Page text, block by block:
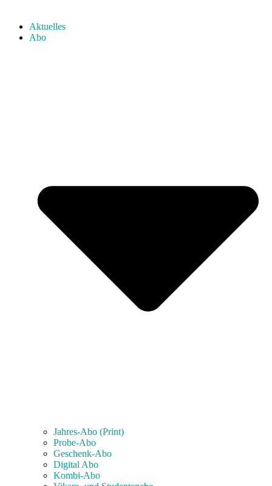
Aktuelles
Abo
Jahres-Abo (Print)
Probe-Abo
Geschenk-Abo
Digital Abo
Kombi-Abo